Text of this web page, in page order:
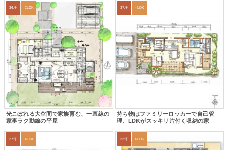
36坪 2LDK
光こぼれる大空間で家族育む、一直線の
家事ラク動線の平屋
37坪 4LDK
持ち物はファミリーロッカーで自己管
理、LDKがスッキリ片付く収納の家
37坪 4LDK 33坪 4LDK